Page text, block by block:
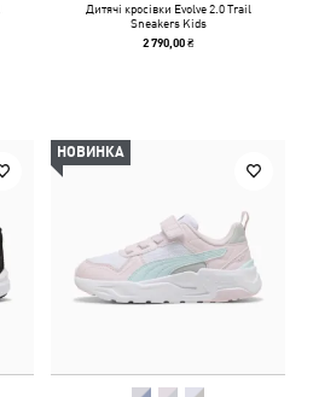
Дитячі кросівки Evolve 2.0 Trail
Sneakers Kids
2 790,00 ₴
НОВИНКА